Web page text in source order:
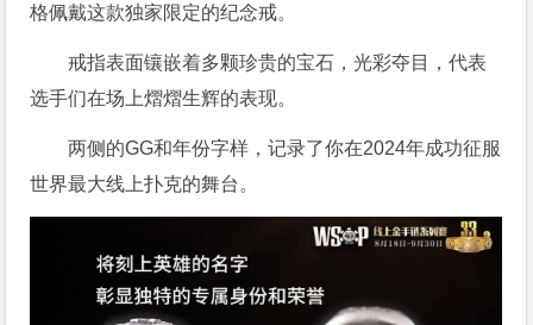
格佩戴这款独家限定的纪念戒。
戒指表面镶嵌着多颗珍贵的宝石，光彩夺目，代表
选手们在场上熠熠生辉的表现。
两侧的GG和年份字样，记录了你在2024年成功征服
世界最大线上扑克的舞台。